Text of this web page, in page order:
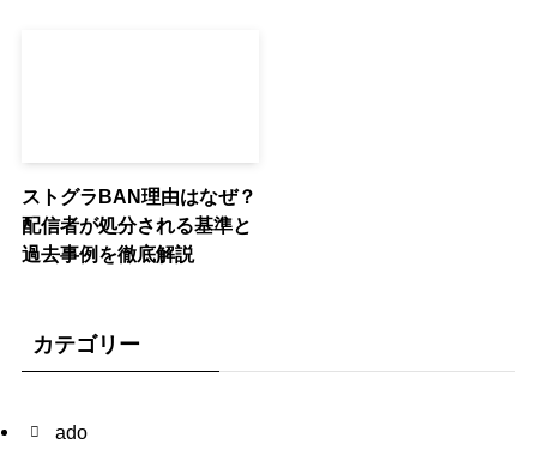
ストグラBAN理由はなぜ？
配信者が処分される基準と
過去事例を徹底解説
カテゴリー
ado